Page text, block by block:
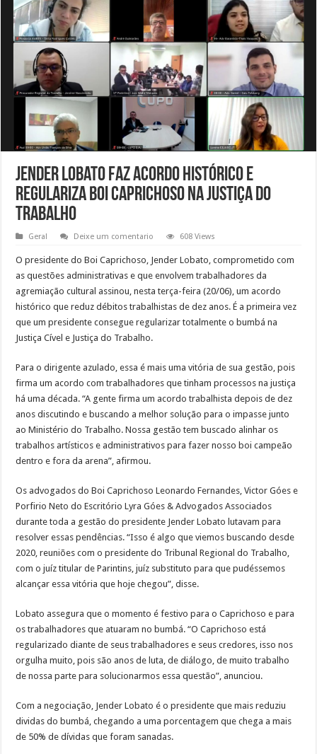
Jender Lobato faz acordo histórico e
regulariza Boi Caprichoso na Justiça do
Trabalho
Geral Deixe um comentario 608 Views
O presidente do Boi Caprichoso, Jender Lobato, comprometido com
as questões administrativas e que envolvem trabalhadores da
agremiação cultural assinou, nesta terça-feira (20/06), um acordo
histórico que reduz débitos trabalhistas de dez anos. É a primeira vez
que um presidente consegue regularizar totalmente o bumbá na
Justiça Cível e Justiça do Trabalho.
Para o dirigente azulado, essa é mais uma vitória de sua gestão, pois
firma um acordo com trabalhadores que tinham processos na justiça
há uma década. “A gente firma um acordo trabalhista depois de dez
anos discutindo e buscando a melhor solução para o impasse junto
ao Ministério do Trabalho. Nossa gestão tem buscado alinhar os
trabalhos artísticos e administrativos para fazer nosso boi campeão
dentro e fora da arena”, afirmou.
Os advogados do Boi Caprichoso Leonardo Fernandes, Victor Góes e
Porfirio Neto do Escritório Lyra Góes & Advogados Associados
durante toda a gestão do presidente Jender Lobato lutavam para
resolver essas pendências. “Isso é algo que viemos buscando desde
2020, reuniões com o presidente do Tribunal Regional do Trabalho,
com o juíz titular de Parintins, juíz substituto para que pudéssemos
alcançar essa vitória que hoje chegou”, disse.
Lobato assegura que o momento é festivo para o Caprichoso e para
os trabalhadores que atuaram no bumbá. “O Caprichoso está
regularizado diante de seus trabalhadores e seus credores, isso nos
orgulha muito, pois são anos de luta, de diálogo, de muito trabalho
de nossa parte para solucionarmos essa questão”, anunciou.
Com a negociação, Jender Lobato é o presidente que mais reduziu
dividas do bumbá, chegando a uma porcentagem que chega a mais
de 50% de dívidas que foram sanadas.